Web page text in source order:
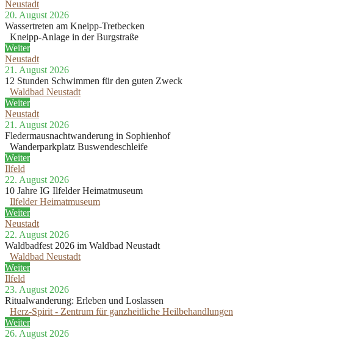
Neustadt
20. August 2026
Wassertreten am Kneipp-Tretbecken
Kneipp-Anlage in der Burgstraße
Weiter
Neustadt
21. August 2026
12 Stunden Schwimmen für den guten Zweck
Waldbad Neustadt
Weiter
Neustadt
21. August 2026
Fledermausnachtwanderung in Sophienhof
Wanderparkplatz Buswendeschleife
Weiter
Ilfeld
22. August 2026
10 Jahre IG Ilfelder Heimatmuseum
Ilfelder Heimatmuseum
Weiter
Neustadt
22. August 2026
Waldbadfest 2026 im Waldbad Neustadt
Waldbad Neustadt
Weiter
Ilfeld
23. August 2026
Ritualwanderung: Erleben und Loslassen
Herz-Spirit - Zentrum für ganzheitliche Heilbehandlungen
Weiter
26. August 2026